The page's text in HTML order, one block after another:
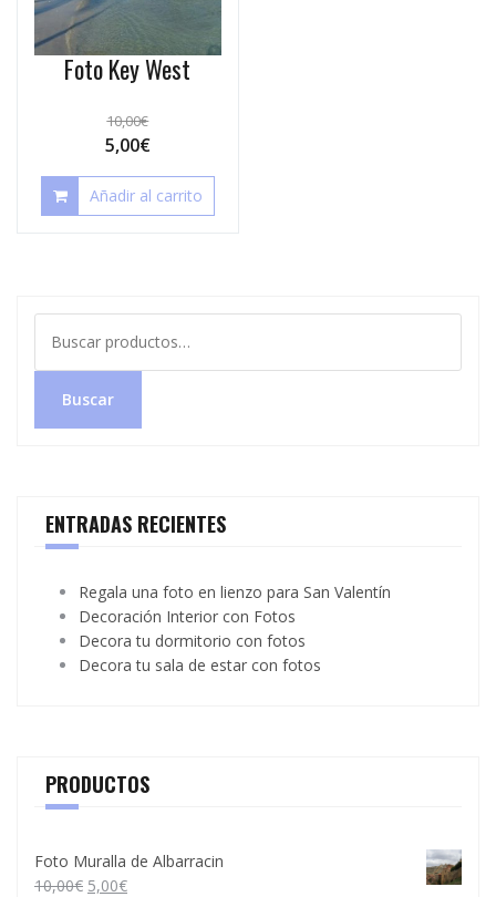
Foto Key West
10,00€
5,00€
Añadir al carrito
por:
Buscar
ENTRADAS RECIENTES
Regala una foto en lienzo para San Valentín
Decoración Interior con Fotos
Decora tu dormitorio con fotos
Decora tu sala de estar con fotos
PRODUCTOS
Foto Muralla de Albarracin
10,00€ 5,00€